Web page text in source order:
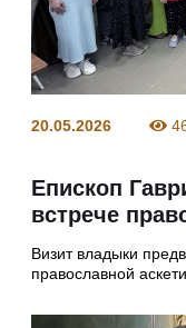
20.05.2026
Епископ
встрече
Визит владыки
православной